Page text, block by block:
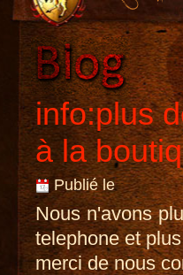
info:plus
à la
Publié le
Nous n'avons
telephone et
merci de nous